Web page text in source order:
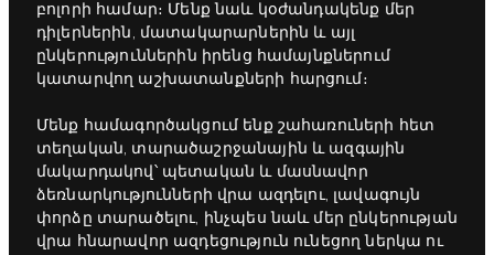
բոլորի համար։ Մենք նաև կօժանդակենք մեր
դիլերներին, մատակարարներին և այլ
ընկերություններին իրենց համայնքներում
կատարվող աշխատանքների հարցում։
Մենք համագործակցում ենք շահառուների հետ
տեղական, տարածաշրջանային և ազգային
մակարդակով՝ պետական և մասնավոր
ձեռնարկությունների վրա ազդելու, լավագույն
փորձը տարածելու, ինչպես նաև մեր ընկերության
վրա հնարավոր ազդեցություն ունեցող ներկա ու